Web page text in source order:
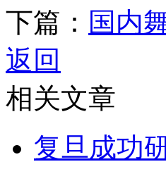
下篇： 国内
返回
相关文章
复旦成功